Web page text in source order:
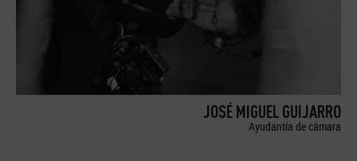
JOSÉ MIGUEL GUIJARRO
Ayudantía de cámara